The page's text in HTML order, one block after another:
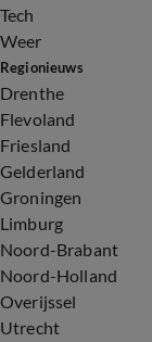
Tech
Weer
Regionieuws
Drenthe
Flevoland
Friesland
Gelderland
Groningen
Limburg
Noord-Brabant
Noord-Holland
Overijssel
Utrecht